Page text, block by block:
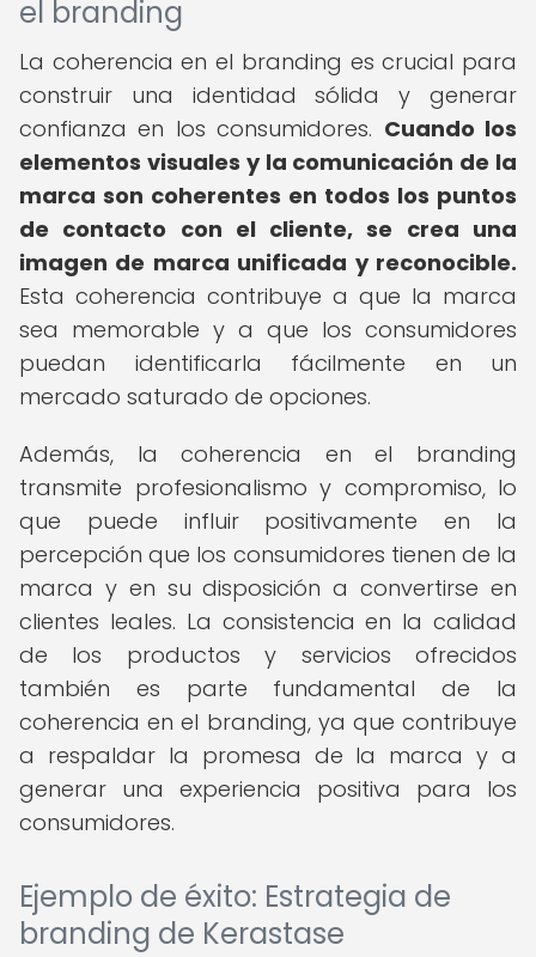
el branding
La coherencia en el branding es crucial para
construir una identidad sólida y generar
confianza en los consumidores. Cuando los
elementos visuales y la comunicación de la
marca son coherentes en todos los puntos
de contacto con el cliente, se crea una
imagen de marca unificada y reconocible.
Esta coherencia contribuye a que la marca
sea memorable y a que los consumidores
puedan identificarla fácilmente en un
mercado saturado de opciones.
Además, la coherencia en el branding
transmite profesionalismo y compromiso, lo
que puede influir positivamente en la
percepción que los consumidores tienen de la
marca y en su disposición a convertirse en
clientes leales. La consistencia en la calidad
de los productos y servicios ofrecidos
también es parte fundamental de la
coherencia en el branding, ya que contribuye
a respaldar la promesa de la marca y a
generar una experiencia positiva para los
consumidores.
Ejemplo de éxito: Estrategia de
branding de Kerastase